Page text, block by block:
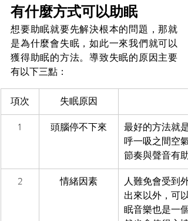
有什麼方式可以助眠
想要助眠就要先解決根本的問題，那就
是為什麼會失眠，如此一來我們就可以
獲得助眠的方法。導致失眠的原因主要
有以下三點：
項次
失眠原因
1
頭腦停不下來
最好的方法就
呼一吸之間空
節奏與聲音有
2
情緒因素
人難免會受到
出來以外，可
眠音樂也是一